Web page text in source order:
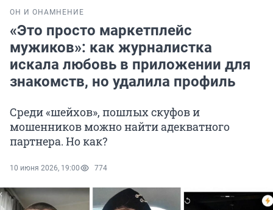
ОН И ОНА МНЕНИЕ
«Это просто маркетплейс
мужиков»: как журналистка
искала любовь в приложении для
знакомств, но удалила профиль
Среди «шейхов», пошлых скуфов и
мошенников можно найти адекватного
партнера. Но как?
10 июня 2026, 19:00 774